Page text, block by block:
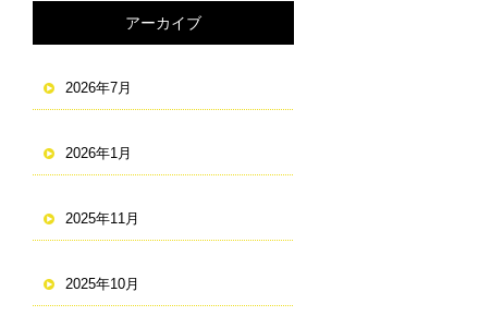
アーカイブ
2026年7月
2026年1月
2025年11月
2025年10月